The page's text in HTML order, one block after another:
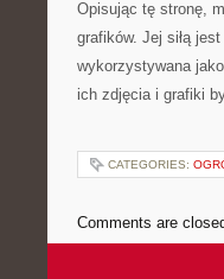
Opisując tę stronę,
grafików. Jej siłą
wykorzystywana
ich zdjęcia i grafiki
CATEGORIES:
Comments are